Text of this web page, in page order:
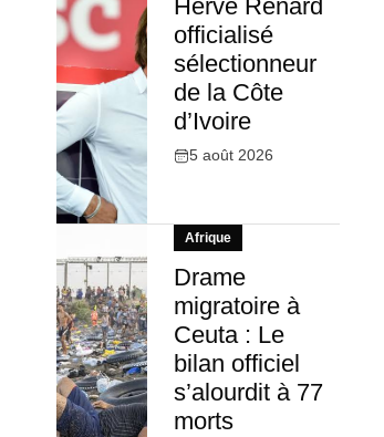
Hervé Renard
officialisé
sélectionneur
de la Côte
d’Ivoire
5 août 2026
Afrique
Drame
migratoire à
Ceuta : Le
bilan officiel
s’alourdit à 77
morts